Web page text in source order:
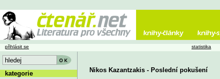
Nikos Kazantzakis - Poslední pokušení
přihlásit se statistika
kategorie